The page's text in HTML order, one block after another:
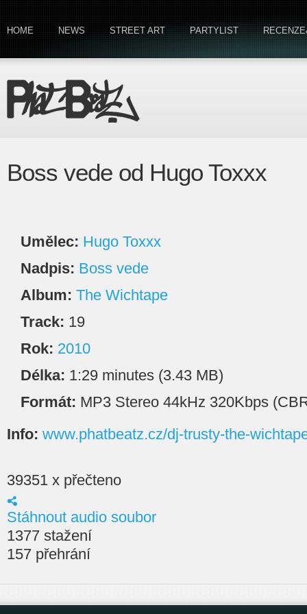
HOME NEWS STREET ART PARTYLIST
Boss vede od Hugo Toxxx
Umělec: Hugo Toxxx
Nadpis: Boss vede
Album: The Wichtape
Track: 19
Rok: 2010
Délka: 1:29 minutes (3.43 MB)
Formát: MP3 Stereo 44kHz 320Kbps
Info: www.phatbeatz.cz/dj-trusty-the-
39351 x přečteno
Stáhnout audio soubor
1377 stažení
157 přehrání